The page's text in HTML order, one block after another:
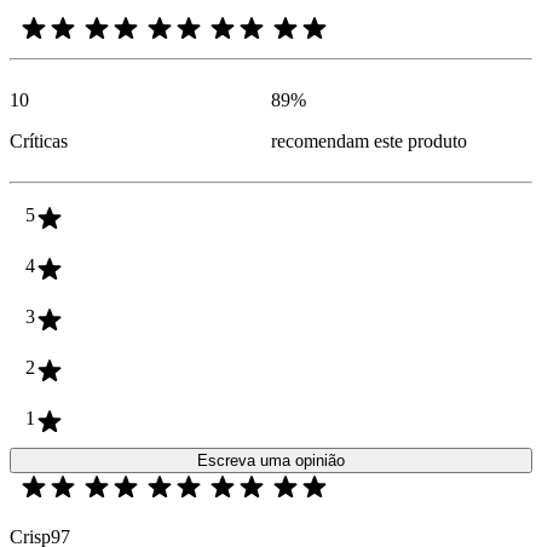
10
Críticas
89%
recomendam este produto
5
4
3
2
1
Escreva uma opinião
Crisp97